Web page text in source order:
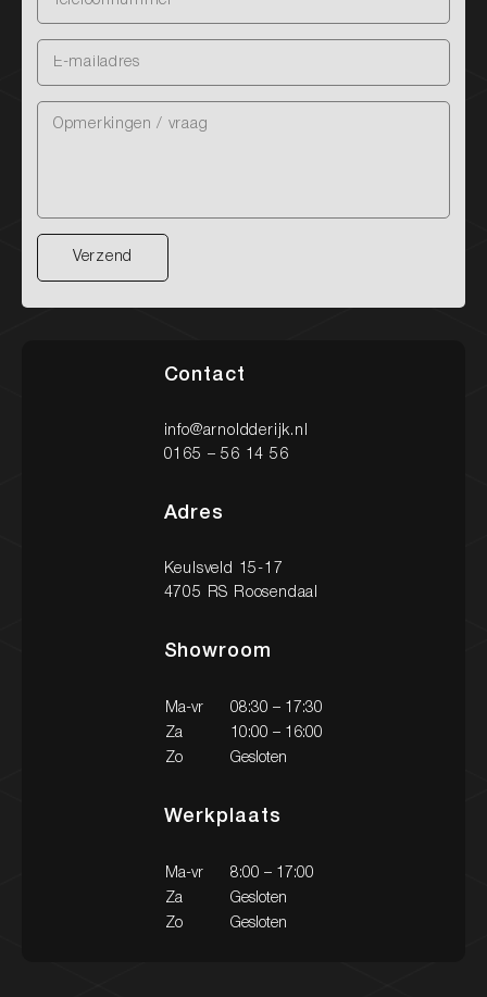
Nieuw binnen
Een occasion of wilt u een afspraak maken? Neem
gegevens. We staan klaar om u te helpen!
Contact
Verzend
Verzend
Contact
info@arnoldderijk.nl
0165 – 56 14 56
Adres
Keulsveld 15-17
4705 RS Roosendaal
Showroom
Ma-vr
08:30 – 17:30
Za
10:00 – 16:00
Zo
Gesloten
Werkplaats
Ma-vr
8:00 – 17:00
Za
Gesloten
Zo
Gesloten